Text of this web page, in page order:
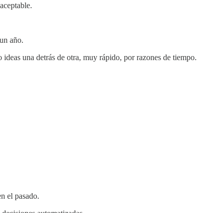
año.
una detrás de otra, muy rápido, por razones de tiempo.
el pasado.